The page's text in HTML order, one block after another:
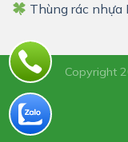
Thùng rác nhựa
Copyright